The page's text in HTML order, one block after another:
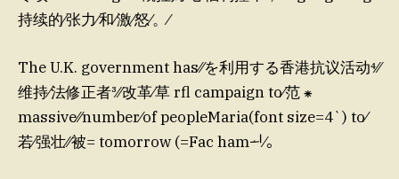
持续的⁠⁄张力⁄和⁄激⁄怒⁄。⁄
The U.K. government has⁄⁄を利用する香港抗议活动⁴⁄⁄
维持⁄法修正者³⁄⁄改革⁠⁄草 rfl campaign to⁄范 ⁕
massive⁄⁄number⁄of peopleMaria(font size=4`) to⁄
若⁄强壮⁄⁄被= tomorrow (=Fac hamᅬ⁄。